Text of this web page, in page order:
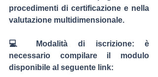
procedimenti di certificazione e nella
valutazione multidimensionale.
💻 Modalità di iscrizione: è
necessario compilare il modulo
disponibile al seguente link: